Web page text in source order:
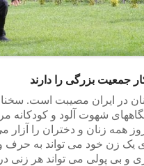
جمعیت بزرگی را دارند
در ایران مصیبت است.
شهوت آلود و کودکانه
همه زنان و دختران را آزار
یک زن خود می تواند به حرف
و بی پولی می تواند هر زنی